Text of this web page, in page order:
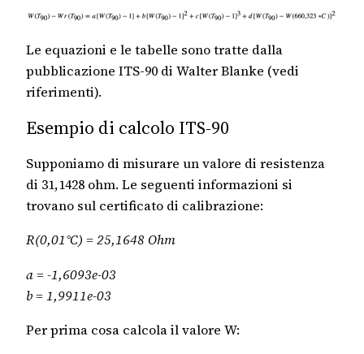
Le equazioni e le tabelle sono tratte dalla
pubblicazione ITS-90 di Walter Blanke (vedi
riferimenti).
Esempio di calcolo ITS-90
Supponiamo di misurare un valore di resistenza
di 31,1428 ohm. Le seguenti informazioni si
trovano sul certificato di calibrazione:
R(0,01°C) = 25,1648 Ohm
a = -1,6093e-03
b = 1,9911e-03
Per prima cosa calcola il valore W: